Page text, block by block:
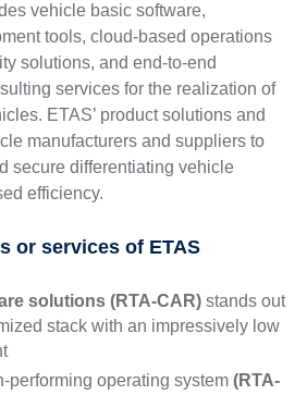
vehicle basic software,
tools, cloud-based operations
solutions, and end-to-end
services for the realization of
ETAS’ product solutions and
manufacturers and suppliers to
secure differentiating vehicle
efficiency.
or services of ETAS
solutions (RTA-CAR) stands out
stack with an impressively low
performing operating system (RTA-